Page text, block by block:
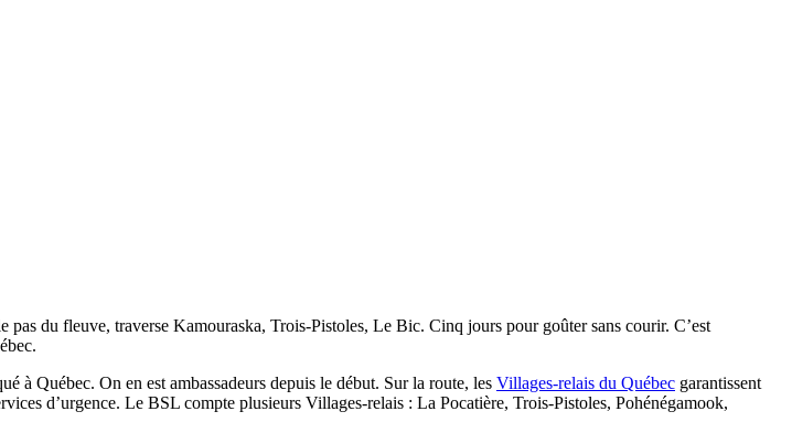
du fleuve, traverse Kamouraska, Trois-Pistoles, Le Bic. Cinq jours pour goûter sans courir. C’est
à Québec. On en est ambassadeurs depuis le début. Sur la route, les Villages-relais du Québec garantissent
d’urgence. Le BSL compte plusieurs Villages-relais : La Pocatière, Trois-Pistoles, Pohénégamook,